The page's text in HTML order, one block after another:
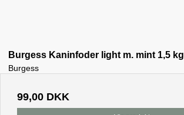
Burgess Kaninfoder light m. mint 1,5
Burgess
99,00 DKK